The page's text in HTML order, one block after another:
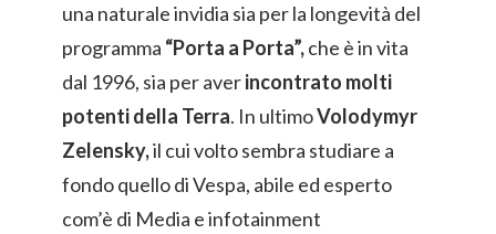
una naturale invidia sia per la longevità del
programma “Porta a Porta”,che è in vita
dal 1996, sia per averincontrato molti
potenti della Terra. In ultimoVolodymyr
Zelensky,il cui volto sembra studiare a
fondo quello di Vespa, abile ed esperto
com’è di Media e infotainment